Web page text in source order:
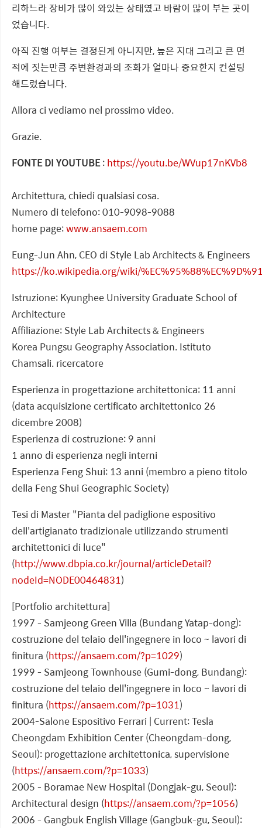
리하느라 장비가 많이 와있는 상태였고 바람이 많이 부는 곳이
었습니다.
아직 진행 여부는 결정된게 아니지만, 높은 지대 그리고 큰 면
적에 짓는만큼 주변환경과의 조화가 얼마나 중요한지 컨설팅
해드렸습니다.
Allora ci vediamo nel prossimo video.
Grazie.
FONTE DI YOUTUBE: https://youtu.be/WVup17nKVb8
Architettura, chiedi qualsiasi cosa.
Numero di telefono: 010-9098-9088
home page:www.ansaem.com
Eung-Jun Ahn, CEO di Style Lab Architects & Engineers
https://ko.wikipedia.org/wiki/
Istruzione: Kyunghee University Graduate School of
Architecture
Affiliazione: Style Lab Architects & Engineers
Korea Pungsu Geography Association. Istituto
Chamsali. ricercatore
Esperienza in progettazione architettonica: 11 anni
(data acquisizione certificato architettonico 26
dicembre 2008)
Esperienza di costruzione: 9 anni
1 anno di esperienza negli interni
Esperienza Feng Shui: 13 anni (membro a pieno titolo
della Feng Shui Geographic Society)
Tesi di Master "Pianta del padiglione espositivo
dell'artigianato tradizionale utilizzando strumenti
architettonici di luce"
(http://www.dbpia.co.kr/journal/articleDetail?
nodeId=NODE00464831)
[Portfolio architettura]
1997 - Samjeong Green Villa (Bundang Yatap-dong):
costruzione del telaio dell'ingegnere in loco ~ lavori di
finitura (https://ansaem.com/?p=1029)
1999 - Samjeong Townhouse (Gumi-dong, Bundang):
costruzione del telaio dell'ingegnere in loco ~ lavori di
finitura (https://ansaem.com/?p=1031)
2004-Salone Espositivo Ferrari | Current: Tesla
Cheongdam Exhibition Center (Cheongdam-dong,
Seoul): progettazione architettonica, supervisione
(https://ansaem.com/?p=1033)
2005 - Boramae New Hospital (Dongjak-gu, Seoul):
Architectural design (https://ansaem.com/?p=1056)
2006 - Gangbuk English Village (Gangbuk-gu, Seoul):